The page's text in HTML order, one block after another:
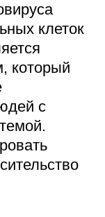
клеток
который
с